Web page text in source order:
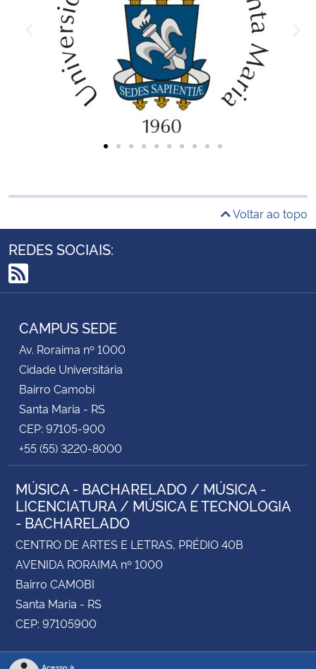
Voltar ao topo
REDES SOCIAIS:
RSS
CAMPUS SEDE
Av. Roraima nº 1000
Cidade Universitária
Bairro Camobi
Santa Maria - RS
CEP: 97105-900
+55 (55) 3220-8000
MÚSICA - BACHARELADO / MÚSICA -
LICENCIATURA / MÚSICA E TECNOLOGIA
- BACHARELADO
CENTRO DE ARTES E LETRAS, PRÉDIO 40B
AVENIDA RORAIMA nº 1000
Bairro CAMOBI
Santa Maria - RS
CEP: 97105900